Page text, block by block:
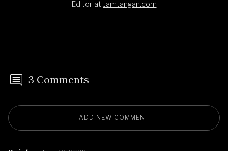
Editor at Jamtangan.com
3 Comments
ADD NEW COMMENT